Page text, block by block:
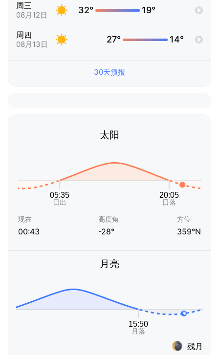
周三
08月12日 32° 19°
周四
08月13日 27° 14°
30天预报
太阳
现在
00:43
高度角
-28°
方位
359°N
月亮
残月